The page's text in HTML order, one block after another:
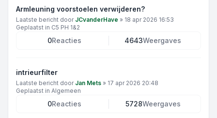
Armleuning voorstoelen verwijderen?
Laatste bericht door JCvanderHave » 18 apr 2026 16:53
Geplaatst in C5 PH 1&2
0Reacties 4643Weergaves
intrieurfilter
Laatste bericht door Jan Mets » 17 apr 2026 20:48
Geplaatst in Algemeen
0Reacties 5728Weergaves